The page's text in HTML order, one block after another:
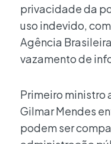
privacidade da
uso indevido,
Agência
vazamento de
Primeiro ministro
Gilmar Mendes
podem ser